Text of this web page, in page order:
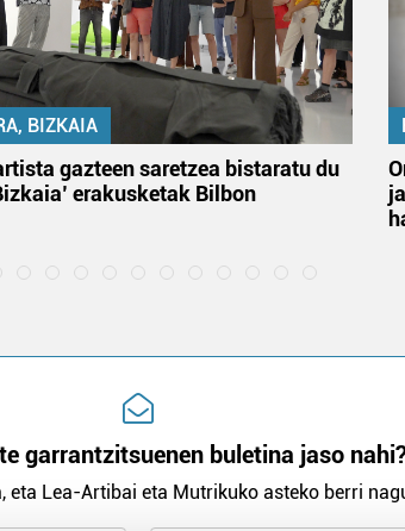
BIZKAIA
gazteen saretzea bistaratu du
erakusketak Bilbon
garrantzitsuenen buletina jaso
eta Lea-Artibai eta Mutrikuko asteko berri